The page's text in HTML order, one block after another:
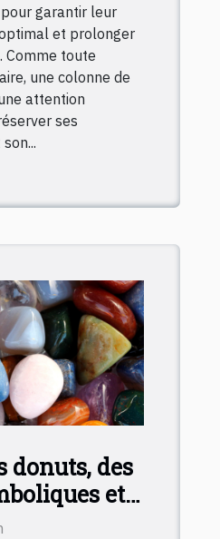
garantir leur
et prolonger
Comme toute
une colonne de
attention
ses
donuts, des
et